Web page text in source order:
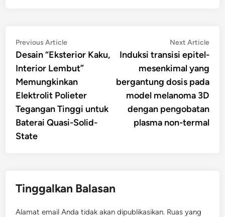
Navigasi
pos
Previous ArticlePrevious
article:
Desain “Eksterior Kaku,
Interior Lembut”
Memungkinkan
Elektrolit Polieter
Tegangan Tinggi untuk
Baterai Quasi-Solid-
State
Next Article
Induksi transisi epitel-
mesenkimal yang
bergantung dosis pada
model melanoma 3D
dengan pengobatan
plasma non-termal
Tinggalkan Balasan
Alamat email Anda tidak akan dipublikasikan. Ruas yang